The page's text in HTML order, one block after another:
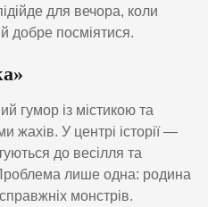
для вечора, коли
добре посміятися.
гумор із містикою та
жахів. У центрі історії —
до весілля та
лише одна: родина
монстрів.